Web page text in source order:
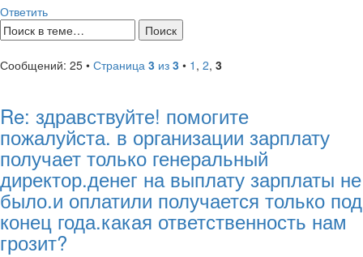
Ответить
Сообщений: 25 • Страница 3 из 3 • 1 , 2, 3
Re: здравствуйте! помогите
пожалуйста. в организации зарплату
получает только генеральный
директор.денег на выплату зарплаты не
было.и оплатили получается только под
конец года.какая ответственность нам
грозит?